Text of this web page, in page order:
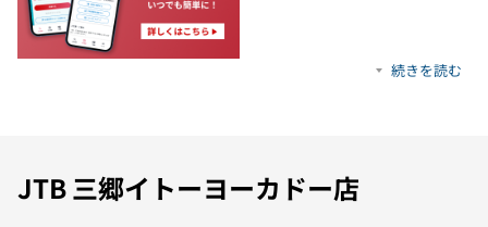
続きを読む
JTB 三郷イトーヨーカドー店